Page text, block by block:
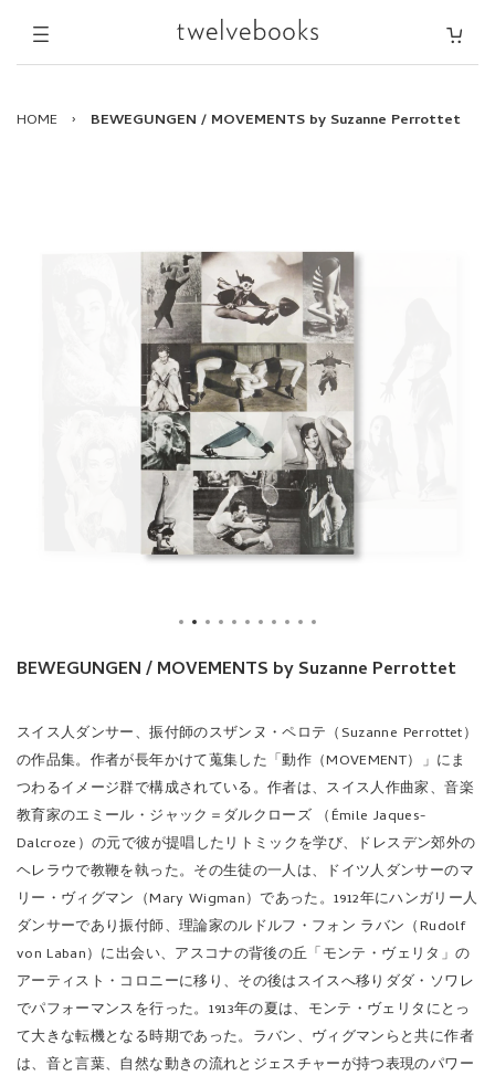
HOME › BEWEGUNGEN / MOVEMENTS by Suzanne Perrottet
BEWEGUNGEN / MOVEMENTS by Suzanne Perrottet
スイス人ダンサー、振付師のスザンヌ・ペロテ（Suzanne Perrottet）
の作品集。作者が長年かけて蒐集した「動作（MOVEMENT）」にま
つわるイメージ群で構成されている。作者は、スイス人作曲家、音楽
教育家のエミール・ジャック＝ダルクローズ （Émile Jaques-
Dalcroze）の元で彼が提唱したリトミックを学び、ドレスデン郊外の
ヘレラウで教鞭を執った。その生徒の一人は、ドイツ人ダンサーのマ
リー・ヴィグマン（Mary Wigman）であった。1912年にハンガリー人
ダンサーであり振付師、理論家のルドルフ・フォン ラバン（Rudolf
von Laban）に出会い、アスコナの背後の丘「モンテ・ヴェリタ」の
アーティスト・コロニーに移り、その後はスイスへ移りダダ・ソワレ
でパフォーマンスを行った。1913年の夏は、モンテ・ヴェリタにとっ
て大きな転機となる時期であった。ラバン、ヴィグマンらと共に作者
は、音と言葉、自然な動きの流れとジェスチャーが持つ表現のパワー